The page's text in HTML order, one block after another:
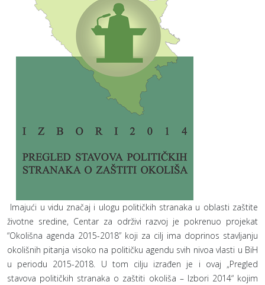
Imajući u vidu značaj i ulogu političkih stranaka u oblasti zaštite
životne sredine, Centar za održivi razvoj je pokrenuo projekat
“Okolišna agenda 2015-2018” koji za cilj ima doprinos stavljanju
okolišnih pitanja visoko na političku agendu svih nivoa vlasti u BiH
u periodu 2015-2018. U tom cilju izrađen je i ovaj „Pregled
stavova političkih stranaka o zaštiti okoliša – Izbori 2014“ kojim